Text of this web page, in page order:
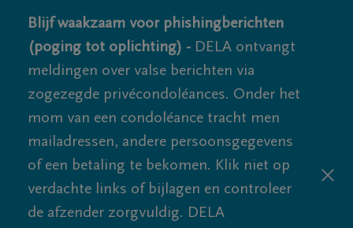
Blijf waakzaam voor phishingberichten
(poging tot oplichting) - DELA ontvangt
meldingen over valse berichten via
zogezegde privécondoléances. Onder het
mom van een condoléance tracht men
mailadressen, andere persoonsgegevens
of een betaling te bekomen. Klik niet op
verdachte links of bijlagen en controleer
de afzender zorgvuldig. DELA